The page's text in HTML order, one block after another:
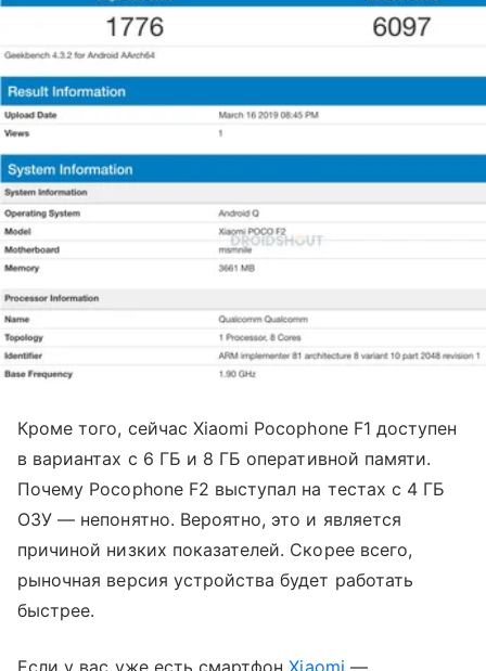
Кроме того, сейчас Xiaomi Pocophone F1 доступен
в вариантах с 6 ГБ и 8 ГБ оперативной памяти.
Почему Pocophone F2 выступал на тестах с 4 ГБ
ОЗУ — непонятно. Вероятно, это и является
причиной низких показателей. Скорее всего,
рыночная версия устройства будет работать
быстрее.
Если у вас уже есть смартфонXiaomi —